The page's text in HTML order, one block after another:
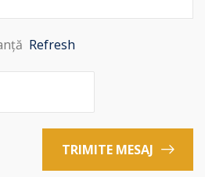
Refresh
TRIMITE MESAJ